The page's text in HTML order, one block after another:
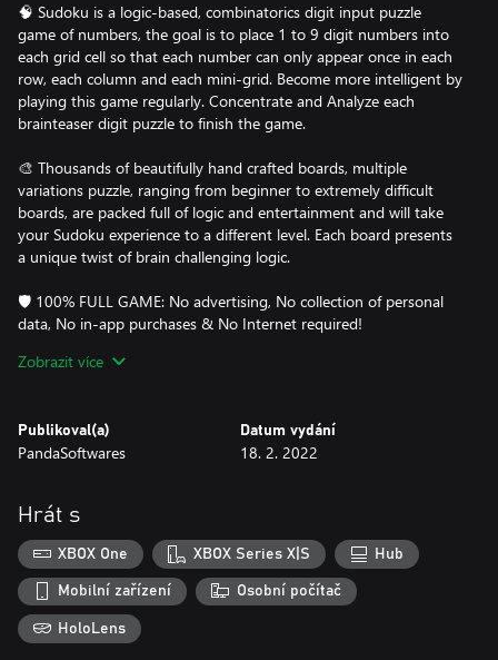
🧠 Sudoku is a logic-based, combinatorics digit input puzzle
game of numbers, the goal is to place 1 to 9 digit numbers into
each grid cell so that each number can only appear once in each
row, each column and each mini-grid. Become more intelligent by
playing this game regularly. Concentrate and Analyze each
brainteaser digit puzzle to finish the game.
🎨 Thousands of beautifully hand crafted boards, multiple
variations puzzle, ranging from beginner to extremely difficult
boards, are packed full of logic and entertainment and will take
your Sudoku experience to a different level. Each board presents
a unique twist of brain challenging logic.
🛡️ 100% FULL GAME: No advertising, No collection of personal
data, No in-app purchases & No Internet required!
🎮 Support PC & XBOX :
using Mouse on Sudoku Square
Erase : "X" button on Controller, "DELETE/Backspace" key on
Hints : "Y" button on Controller, "H" key on Keyboard, or using
Mouse on Hints button UI
UNDO : Left Stick button on Controller, "U" key on Keyboard, or
using Mouse on UNDO button UI
NOTES : "B" button on Controller, "N" key on Keyboard, or using
Mouse on NOTES button UI
Zobrazit více
Publikoval(a)
PandaSoftwares
Datum vydání
18. 2. 2022
Hrát s
XBOX One XBOX Series X|S Hub
Mobilní zařízení Osobní počítač
HoloLens